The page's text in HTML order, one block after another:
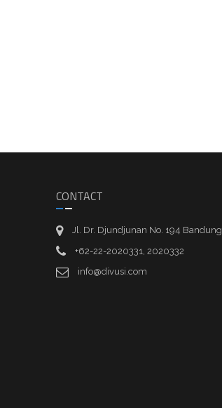
CONTACT
Jl. Dr. Djundjunan No. 194 Bandung
+62-22-2020331, 2020332
info@divusi.com